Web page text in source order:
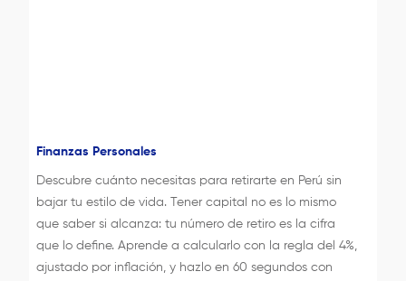
Finanzas Personales
Descubre cuánto necesitas para retirarte en Perú sin
bajar tu estilo de vida. Tener capital no es lo mismo
que saber si alcanza: tu número de retiro es la cifra
que lo define. Aprende a calcularlo con la regla del 4%,
ajustado por inflación, y hazlo en 60 segundos con